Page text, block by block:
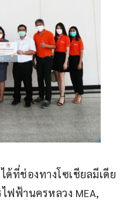
ด้ที่ช่องทางโซเชียลมีเดีย
ฟฟ้านครหลวง MEA,